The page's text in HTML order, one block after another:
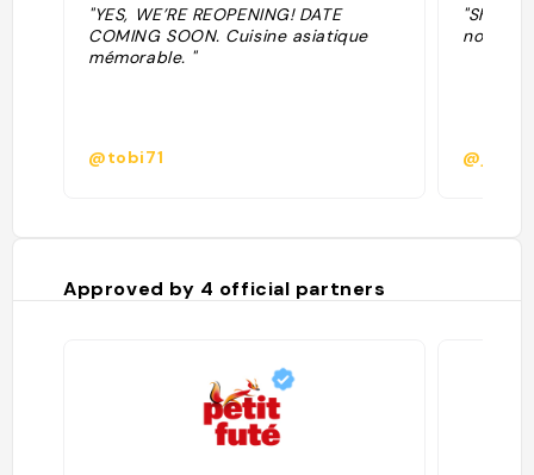
"YES, WE’RE REOPENING! DATE
COMING SOON. Cuisine asiatique
mémorable. "
@tobi71
noodles"
Approved by 4 official partners